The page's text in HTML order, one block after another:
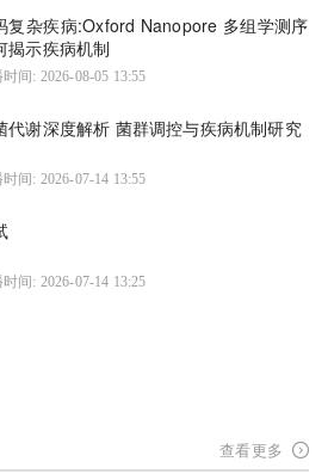
复杂疾病:Oxford Nanopore 多组学测序
揭示疾病机制
间: 2026-08-05 13:55
代谢深度解析 菌群调控与疾病机制研究
间: 2026-07-14 13:55
间: 2026-07-14 13:25
查看更多